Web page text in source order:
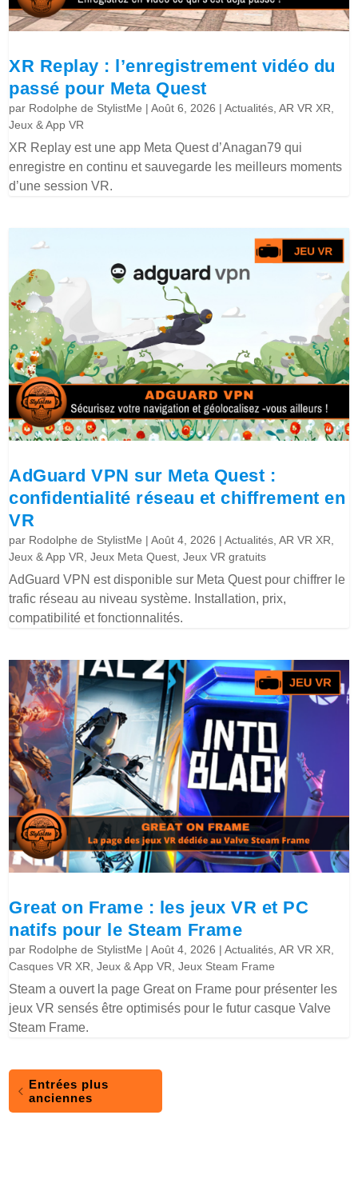
XR Replay : l’enregistrement vidéo du
passé pour Meta Quest
par Rodolphe de StylistMe |Août 6, 2026 |Actualités ,AR VR XR
Jeux & App VR
XR Replay est une app Meta Quest d’Anagan79 qui
enregistre en continu et sauvegarde les meilleurs moments
d’une session VR.
AdGuard VPN sur Meta Quest :
confidentialité réseau et chiffrement en
VR
par Rodolphe de StylistMe |Août 4, 2026 |Actualités ,AR VR XR
Jeux & App VR ,Jeux Meta Quest ,Jeux VR gratuits
AdGuard VPN est disponible sur Meta Quest pour chiffrer le
trafic réseau au niveau système. Installation, prix,
compatibilité et fonctionnalités.
Great on Frame : les jeux VR et PC
natifs pour le Steam Frame
par Rodolphe de StylistMe |Août 4, 2026 |Actualités ,AR VR XR
Casques VR XR ,Jeux & App VR ,Jeux Steam Frame
Steam a ouvert la page Great on Frame pour présenter les
jeux VR sensés être optimisés pour le futur casque Valve
Steam Frame.
Entrées plus
anciennes